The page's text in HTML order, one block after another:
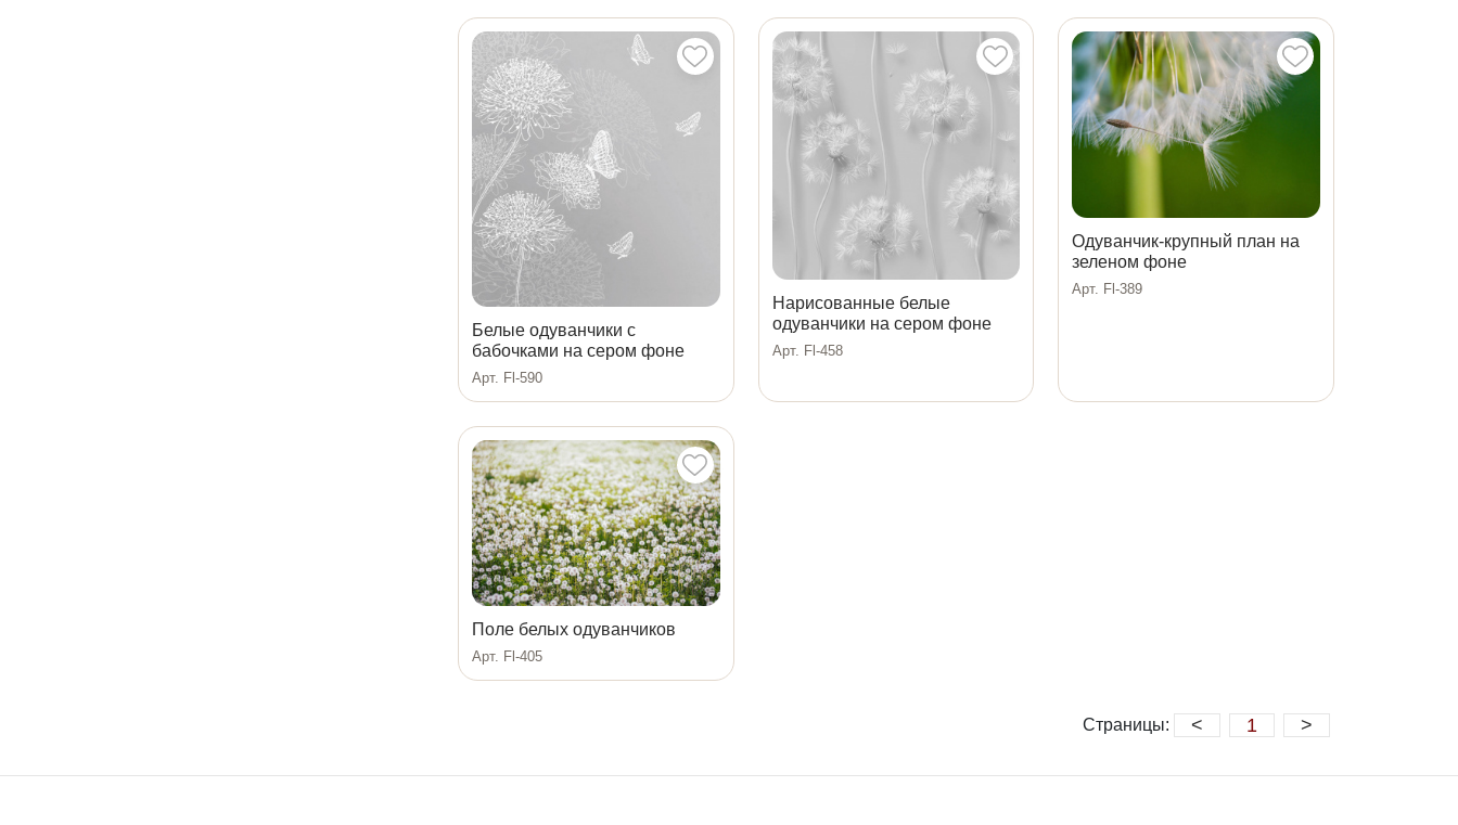
Белые одуванчики с
бабочками на сером фоне
Арт. Fl-590
Нарисованные белые
одуванчики на сером фоне
Арт. Fl-458
Одуванчик-крупный план на
зеленом фоне
Арт. Fl-389
Поле белых одуванчиков
Арт. Fl-405
Страницы: < 1 >